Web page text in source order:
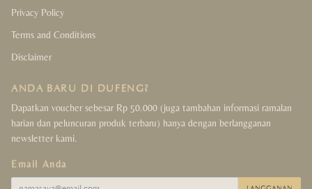
Privacy Policy
Terms and Conditions
Disclaimer
ANDA BARU DI DUFENG?
Dapatkan voucher sebesar Rp 50.000 (juga tambahan informasi ramalan
harian dan peluncuran produk terbaru) hanya dengan berlangganan
newsletter kami.
Email Anda